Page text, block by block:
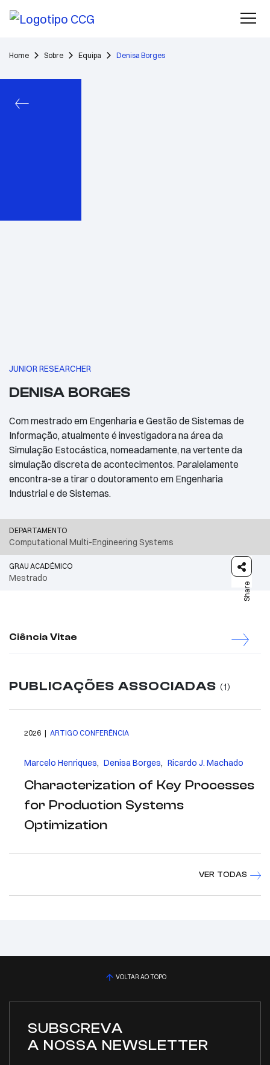
Home Sobre Equipa Denisa Borges
JUNIOR RESEARCHER
DENISA BORGES
Com mestrado em Engenharia e Gestão de Sistemas de
Informação, atualmente é investigadora na área da
Simulação Estocástica, nomeadamente, na vertente da
simulação discreta de acontecimentos. Paralelamente
encontra-se a tirar o doutoramento em Engenharia
Industrial e de Sistemas.
DEPARTAMENTO
Computational Multi-Engineering Systems
GRAU ACADÉMICO
Mestrado
Share
Ciência Vitae
PUBLICAÇÕES ASSOCIADAS (1)
2026 | ARTIGO CONFERÊNCIA
Marcelo Henriques, Denisa Borges, Ricardo J. Machado
Characterization of Key Processes
for Production Systems
Optimization
VER TODAS
VOLTAR AO TOPO
SUBSCREVA
A NOSSA NEWSLETTER